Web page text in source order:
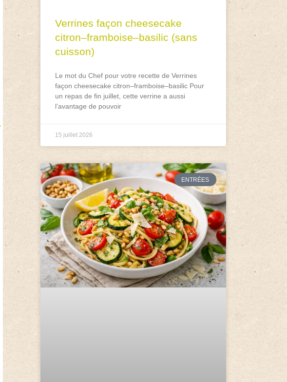
Verrines façon cheesecake
citron–framboise–basilic (sans
cuisson)
Le mot du Chef pour votre recette de Verrines
façon cheesecake citron–framboise–basilic Pour
un repas de fin juillet, cette verrine a aussi
l’avantage de pouvoir
15 juillet 2026
ENTRÉES